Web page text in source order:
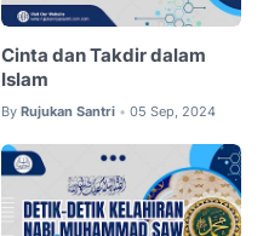
Cinta dan Takdir dalam
Islam
By Rujukan Santri • 05 Sep, 2024